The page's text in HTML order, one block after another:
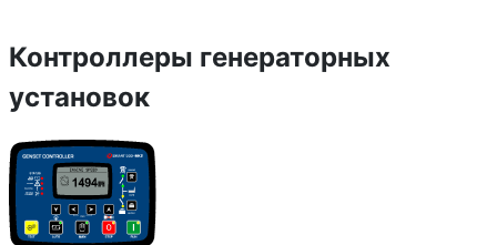
Контроллеры генераторных
установок